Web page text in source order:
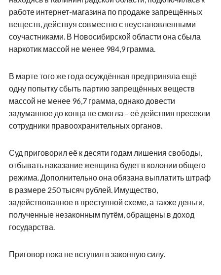
работе интернет-магазина по продаже запрещённых
веществ, действуя совместно с неустановленными
соучастниками. В Новосибирской области она сбыла
наркотик массой не менее 984,9 грамма.
В марте того же года осуждённая предприняла ещё
одну попытку сбыть партию запрещённых веществ
массой не менее 96,7 грамма, однако довести
задуманное до конца не смогла – её действия пресекли
сотрудники правоохранительных органов.
Суд приговорил её к десяти годам лишения свободы,
отбывать наказание женщина будет в колонии общего
режима. Дополнительно она обязана выплатить штраф
в размере 250 тысяч рублей. Имущество,
задействованное в преступной схеме, а также деньги,
полученные незаконным путём, обращены в доход
государства.
Приговор пока не вступил в законную силу.